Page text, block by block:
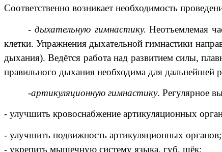
Соответственно возникает необходимость
-дыхательную гимнастику. Неотъемлемая
клетки. Упражнения дыхательной гимнастики
дыхания). Ведётся работа над развитием силы,
правильного дыхания необходима для дальнейшей
-артикуляционную гимнастику. Регулярное
- улучшить кровоснабжение артикуляционных
- улучшить подвижность артикуляционных органов;
- укрепить мышечную систему языка, губ, щёк;